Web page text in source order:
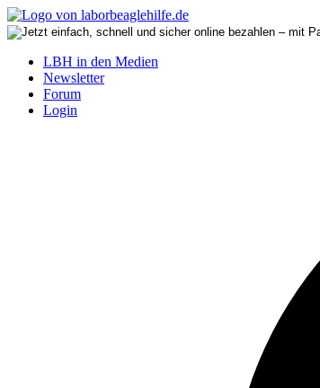
LBH in den Medien
Newsletter
Forum
Login